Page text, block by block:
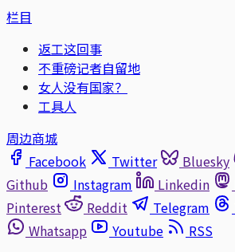
栏目
返工这回事
不重磅记者自留地
女人没有国家？
工具人
周边商城
Facebook
Twitter Bluesky
Github
Instagram Linkedin
Pinterest
Reddit Telegram
Whatsapp
Youtube
RSS